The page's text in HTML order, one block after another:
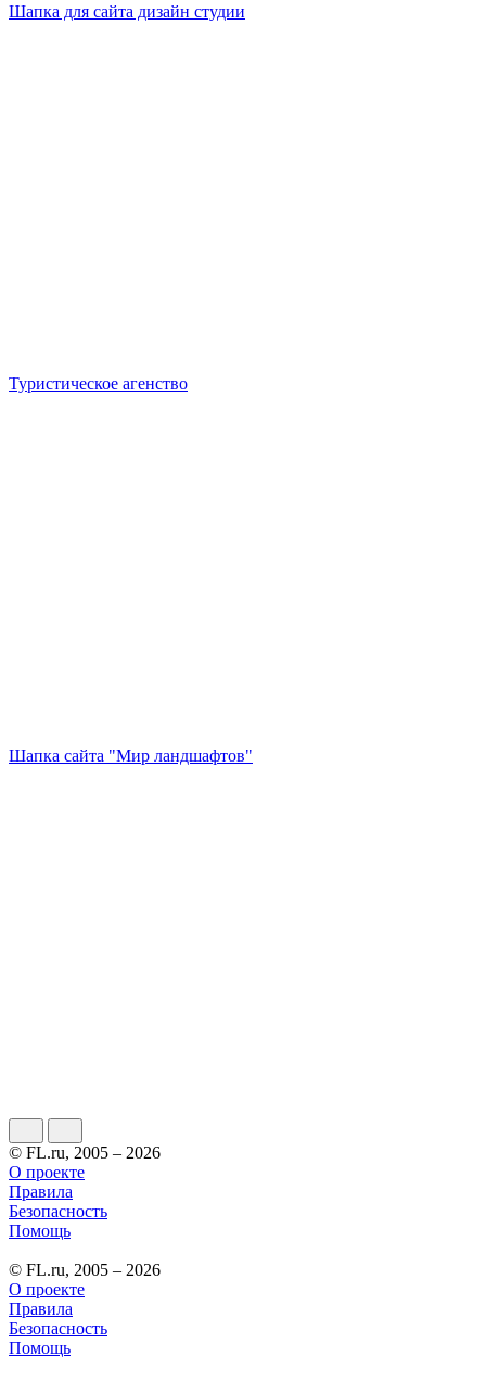
Шапка для сайта дизайн студии
Туристическое агенство
Шапка сайта "Мир ландшафтов"
© FL.ru, 2005 – 2026
О проекте
Правила
Безопасность
Помощь
© FL.ru, 2005 – 2026
О проекте
Правила
Безопасность
Помощь